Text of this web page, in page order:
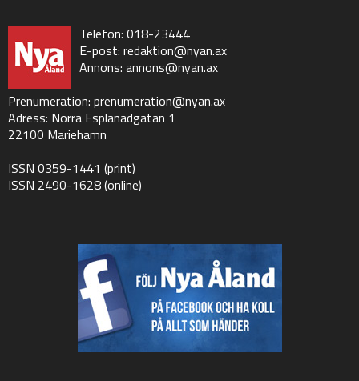
Telefon: 018-23444
E-post: redaktion@nyan.ax
Annons: annons@nyan.ax
Prenumeration: prenumeration@nyan.ax
Adress: Norra Esplanadgatan 1
22100 Mariehamn
ISSN 0359-1441 (print)
ISSN 2490-1628 (online)